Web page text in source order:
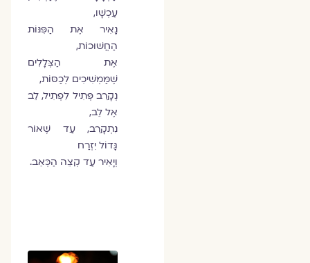
עַכְשָׁו,
נָאִיר אֶת הַפִּנּוֹת
הַחֲשׁוּכוֹת,
אֶת הַצְּלָלִים
שֶׁמַּמְשִׁיכִים לְכַסּוֹת,
נְקָרֵב פְּתִיל לִפְתִיל, לֵב
אֶל לֵב,
נִתְקָרֵב, עַד שֶׁאוֹר
גָּדוֹל יִזְרַח
וְיָאִיר עַד קְצֵה הַכְּאֵב.